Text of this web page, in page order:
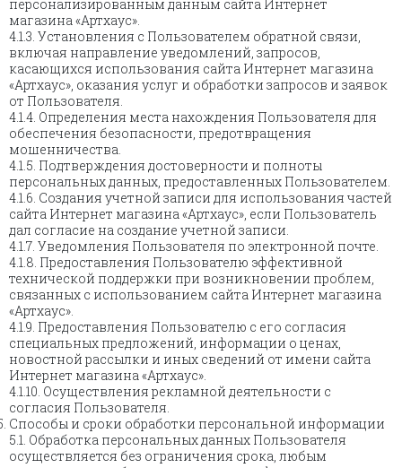
персонализированным данным сайта Интернет
магазина «Артхаус».
4.1.3. Установления с Пользователем обратной связи,
включая направление уведомлений, запросов,
касающихся использования сайта Интернет магазина
«Артхаус», оказания услуг и обработки запросов и заявок
от Пользователя.
4.1.4. Определения места нахождения Пользователя для
обеспечения безопасности, предотвращения
мошенничества.
4.1.5. Подтверждения достоверности и полноты
персональных данных, предоставленных Пользователем.
4.1.6. Создания учетной записи для использования частей
сайта Интернет магазина «Артхаус», если Пользователь
дал согласие на создание учетной записи.
4.1.7. Уведомления Пользователя по электронной почте.
4.1.8. Предоставления Пользователю эффективной
технической поддержки при возникновении проблем,
связанных с использованием сайта Интернет магазина
«Артхаус».
4.1.9. Предоставления Пользователю с его согласия
специальных предложений, информации о ценах,
новостной рассылки и иных сведений от имени сайта
Интернет магазина «Артхаус».
4.1.10. Осуществления рекламной деятельности с
согласия Пользователя.
Способы и сроки обработки персональной информации
5.1. Обработка персональных данных Пользователя
осуществляется без ограничения срока, любым